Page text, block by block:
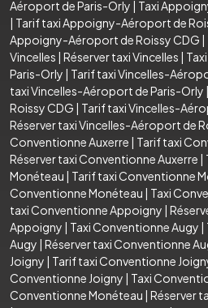
Aéroport de Paris-Orly | Taxi
| Tarif taxi Appoigny-Aéroport de
Appoigny-Aéroport de Roissy CDG |
Vincelles | Réserver taxi Vincelles |
Paris-Orly | Tarif taxi Vincelles-
taxi Vincelles-Aéroport de Paris-Orly |
Roissy CDG | Tarif taxi Vincelles-
Réserver taxi Vincelles-Aéroport de
Conventionne Auxerre | Tarif taxi
Réserver taxi Conventionne Auxerre |
Monéteau | Tarif taxi Conventionne
Conventionne Monéteau | Taxi
taxi Conventionne Appoigny |
Appoigny | Taxi Conventionne Augy |
Augy | Réserver taxi Conventionne
Joigny | Tarif taxi Conventionne
Conventionne Joigny | Taxi
Conventionne Monéteau | Réserver